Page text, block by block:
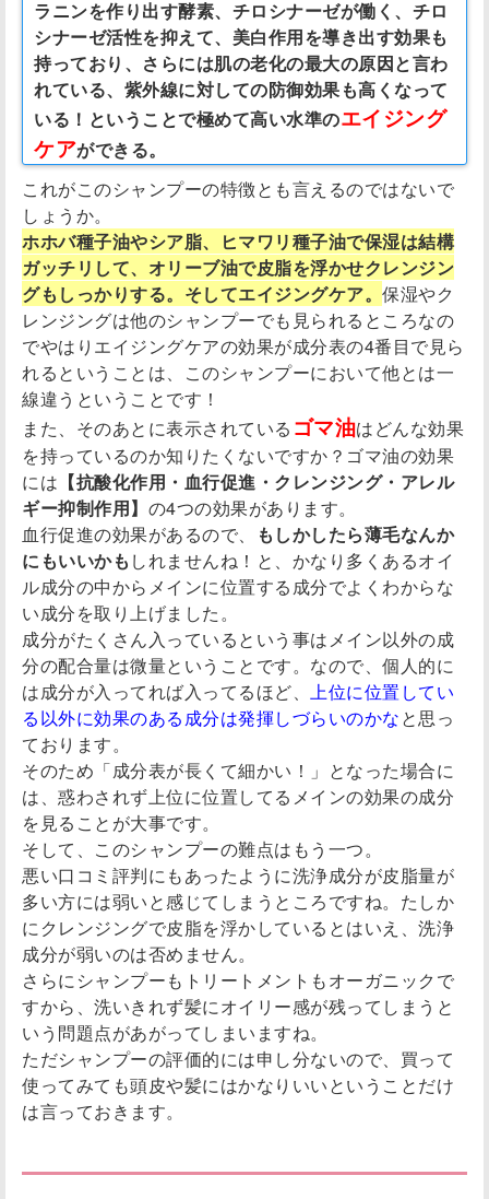
ラニンを作り出す酵素、チロシナーゼが働く、チロ
シナーゼ活性を抑えて、美白作用を導き出す効果も
持っており、さらには肌の老化の最大の原因と言わ
れている、紫外線に対しての防御効果も高くなって
いる！ ということで極めて高い水準のエイジング
ケアができる。
これがこのシャンプーの特徴とも言えるのではないで
しょうか。
ホホバ種子油やシア脂、ヒマワリ種子油で保湿は結構
ガッチリして、オリーブ油で皮脂を浮かせクレンジン
グもしっかりする。そしてエイジングケア。 保湿やク
レンジングは他のシャンプーでも見られるところなの
でやはりエイジングケアの効果が成分表の4番目で見ら
れるということは、このシャンプーにおいて他とは一
線違うということです！
また、そのあとに表示されている ゴマ油はどんな効果
を持っているのか知りたくないですか？ゴマ油の効果
には 【抗酸化作用・血行促進・クレンジング・アレル
ギー抑制作用】 の4つの効果があります。
血行促進の効果があるので、
もしかしたら薄毛なんか
にもいいかも しれませんね！と、かなり多くあるオイ
ル成分の中からメインに位置する成分でよくわからな
い成分を取り上げました。
成分がたくさん入っているという事はメイン以外の成
分の配合量は微量ということです。なので、個人的に
は成分が入ってれば入ってるほど、
上位に位置してい
る以外に効果のある成分は発揮しづらいのかなと思っ
ております。
そのため「成分表が長くて細かい！」となった場合に
は、惑わされず上位に位置してるメインの効果の成分
を見ることが大事です。
そして、このシャンプーの難点はもう一つ。
悪い口コミ評判にもあったように洗浄成分が皮脂量が
多い方には弱いと感じてしまうところですね。たしか
にクレンジングで皮脂を浮かしているとはいえ、洗浄
成分が弱いのは否めません。
さらにシャンプーもトリートメントもオーガニックで
すから、洗いきれず髪にオイリー感が残ってしまうと
いう問題点があがってしまいますね。
ただシャンプーの評価的には申し分ないので、買って
使ってみても頭皮や髪にはかなりいいということだけ
は言っておきます。